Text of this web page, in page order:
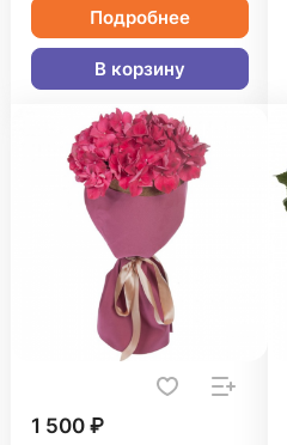
Подробнее
В корзину
1 500 ₽